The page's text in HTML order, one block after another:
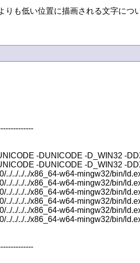
りも低い位置に描画される文字につ
-DUNICODE -D_WIN32 -
-DUNICODE -D_WIN32
../../../x86_64-w64-mingw32/bin/
../../../x86_64-w64-mingw32/bin/
../../../x86_64-w64-mingw32/bin/
../../../x86_64-w64-mingw32/bin/
../../../x86_64-w64-mingw32/bin/
../../../x86_64-w64-mingw32/bin/